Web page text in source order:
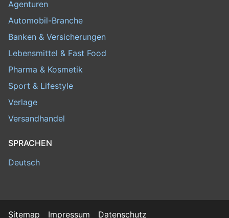
Agenturen
Automobil-Branche
Banken & Versicherungen
Lebensmittel & Fast Food
Pharma & Kosmetik
Sport & Lifestyle
Verlage
Versandhandel
SPRACHEN
Deutsch
Sitemap Impressum Datenschutz